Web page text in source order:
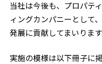
当社は今後も、プロパテ
ィングカンパニーとして
発展に貢献してまいります
実施の模様は以下冊子に